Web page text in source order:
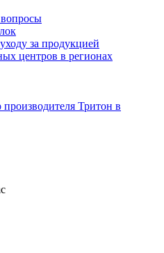
вопросы
за продукцией
центров в регионах
Тритон в